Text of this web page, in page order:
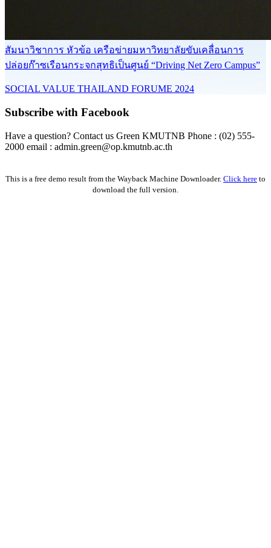
สัมนาวิชาการ หัวข้อ เครือข่ายมหาวิทยาลัยขับเคลื่อนการ
ปล่อยก๊าซเรือนกระจกสุทธิเป็นศูนย์ “Driving Net Zero Campus”
SOCIAL VALUE THAILAND FORUME 2024
Subscribe with Facebook
Have a question? Contact us Green KMUTNB Phone : (02) 555-
2000 email : admin.green@op.kmutnb.ac.th
This is a free demo result from the Wayback Machine Downloader. Click here to
download the full version.